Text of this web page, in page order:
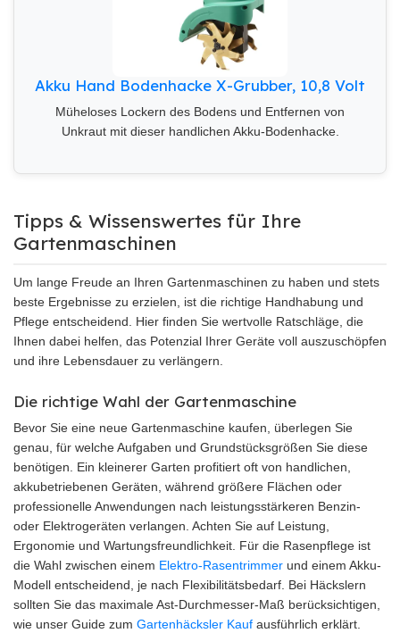
Akku Hand Bodenhacke X-Grubber, 10,8 Volt
Müheloses Lockern des Bodens und Entfernen von
Unkraut mit dieser handlichen Akku-Bodenhacke.
Tipps & Wissenswertes für Ihre
Gartenmaschinen
Um lange Freude an Ihren Gartenmaschinen zu haben und stets
beste Ergebnisse zu erzielen, ist die richtige Handhabung und
Pflege entscheidend. Hier finden Sie wertvolle Ratschläge, die
Ihnen dabei helfen, das Potenzial Ihrer Geräte voll auszuschöpfen
und ihre Lebensdauer zu verlängern.
Die richtige Wahl der Gartenmaschine
Bevor Sie eine neue Gartenmaschine kaufen, überlegen Sie
genau, für welche Aufgaben und Grundstücksgrößen Sie diese
benötigen. Ein kleinerer Garten profitiert oft von handlichen,
akkubetriebenen Geräten, während größere Flächen oder
professionelle Anwendungen nach leistungsstärkeren Benzin-
oder Elektrogeräten verlangen. Achten Sie auf Leistung,
Ergonomie und Wartungsfreundlichkeit. Für die Rasenpflege ist
die Wahl zwischen einem Elektro-Rasentrimmer und einem Akku-
Modell entscheidend, je nach Flexibilitätsbedarf. Bei Häckslern
sollten Sie das maximale Ast-Durchmesser-Maß berücksichtigen,
wie unser Guide zum Gartenhäcksler Kauf ausführlich erklärt.